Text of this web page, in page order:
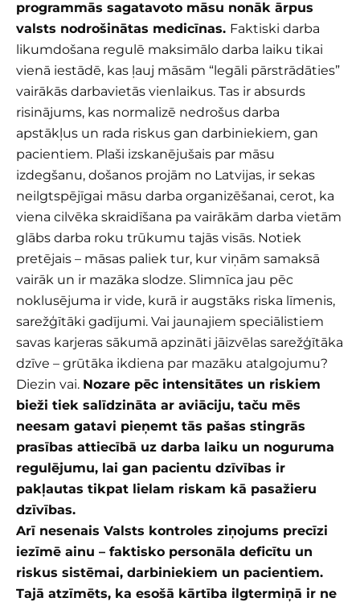
programmās sagatavoto māsu nonāk ārpus
valsts nodrošinātas medicīnas. Faktiski darba
likumdošana regulē maksimālo darba laiku tikai
vienā iestādē, kas ļauj māsām “legāli pārstrādāties”
vairākās darbavietās vienlaikus. Tas ir absurds
risinājums, kas normalizē nedrošus darba
apstākļus un rada riskus gan darbiniekiem, gan
pacientiem. Plaši izskanējušais par māsu
izdegšanu, došanos projām no Latvijas, ir sekas
neilgtspējīgai māsu darba organizēšanai, cerot, ka
viena cilvēka skraidīšana pa vairākām darba vietām
glābs darba roku trūkumu tajās visās. Notiek
pretējais – māsas paliek tur, kur viņām samaksā
vairāk un ir mazāka slodze. Slimnīca jau pēc
noklusējuma ir vide, kurā ir augstāks riska līmenis,
sarežģītāki gadījumi. Vai jaunajiem speciālistiem
savas karjeras sākumā apzināti jāizvēlas sarežģītāka
dzīve – grūtāka ikdiena par mazāku atalgojumu?
Diezin vai. Nozare pēc intensitātes un riskiem
bieži tiek salīdzināta ar aviāciju, taču mēs
neesam gatavi pieņemt tās pašas stingrās
prasības attiecībā uz darba laiku un noguruma
regulējumu, lai gan pacientu dzīvības ir
pakļautas tikpat lielam riskam kā pasažieru
dzīvības.
Arī nesenais Valsts kontroles ziņojums precīzi
iezīmē ainu – faktisko personāla deficītu un
riskus sistēmai, darbiniekiem un pacientiem.
Tajā atzīmēts, ka esošā kārtība ilgtermiņā ir ne